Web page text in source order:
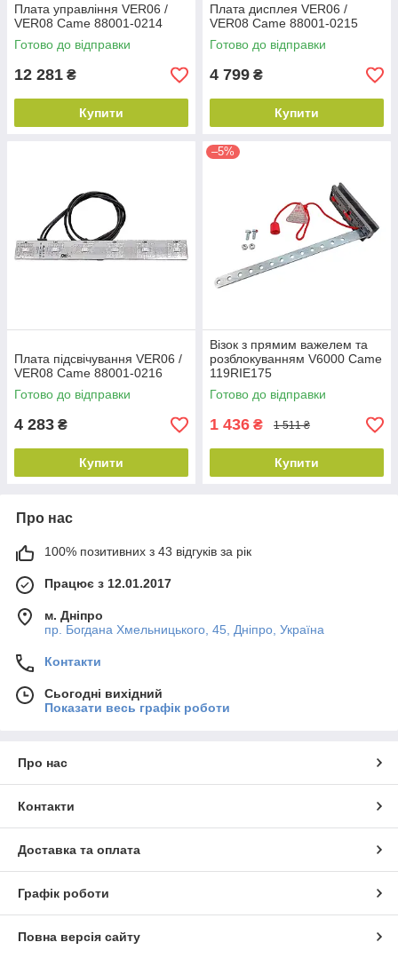
Плата управління VER06 /
VER08 Came 88001-0214
Готово до відправки
12 281 ₴
Купити
Плата дисплея VER06 /
VER08 Came 88001-0215
Готово до відправки
4 799 ₴
Купити
Плата підсвічування VER06 /
VER08 Came 88001-0216
Готово до відправки
4 283 ₴
Купити
–5%
Візок з прямим важелем та
розблокуванням V6000 Came
119RIE175
Готово до відправки
1 436 ₴ 1 511 ₴
Купити
Про нас
100% позитивних з 43 відгуків за рік
Працює з 12.01.2017
м. Дніпро
пр. Богдана Хмельницького, 45, Дніпро, Україна
Контакти
Сьогодні вихідний
Показати весь графік роботи
Про нас
Контакти
Доставка та оплата
Графік роботи
Повна версія сайту